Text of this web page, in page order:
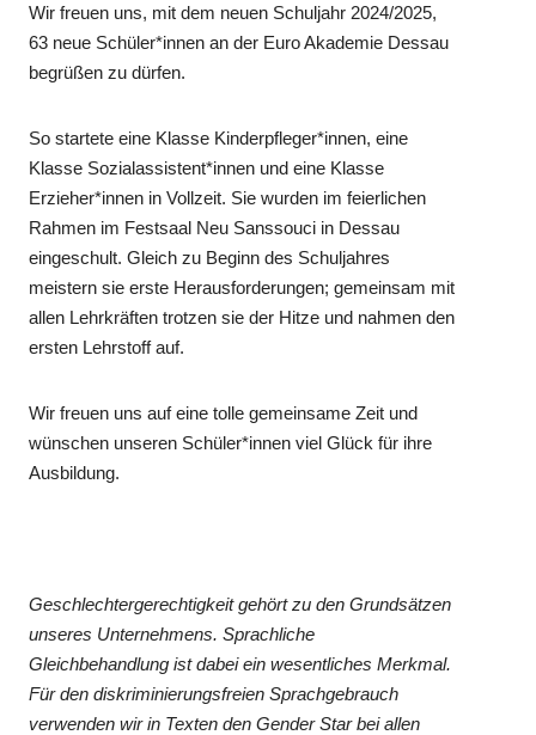
Wir freuen uns, mit dem neuen Schuljahr 2024/2025,
63 neue Schüler*innen an der Euro Akademie Dessau
begrüßen zu dürfen.
So startete eine Klasse Kinderpfleger*innen, eine
Klasse Sozialassistent*innen und eine Klasse
Erzieher*innen in Vollzeit. Sie wurden im feierlichen
Rahmen im Festsaal Neu Sanssouci in Dessau
eingeschult. Gleich zu Beginn des Schuljahres
meistern sie erste Herausforderungen; gemeinsam mit
allen Lehrkräften trotzen sie der Hitze und nahmen den
ersten Lehrstoff auf.
Wir freuen uns auf eine tolle gemeinsame Zeit und
wünschen unseren Schüler*innen viel Glück für ihre
Ausbildung.
Geschlechtergerechtigkeit gehört zu den Grundsätzen
unseres Unternehmens. Sprachliche
Gleichbehandlung ist dabei ein wesentliches Merkmal.
Für den diskriminierungsfreien Sprachgebrauch
verwenden wir in Texten den Gender Star bei allen